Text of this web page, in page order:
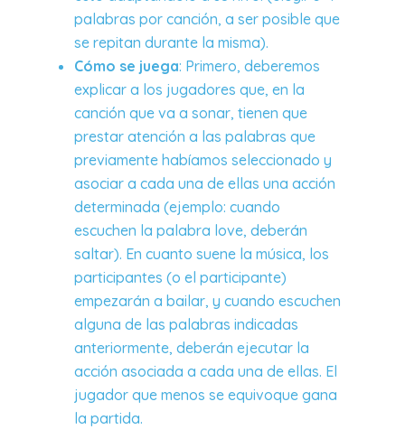
palabras por canción, a ser posible que
se repitan durante la misma).
Cómo se juega: Primero, deberemos
explicar a los jugadores que, en la
canción que va a sonar, tienen que
prestar atención a las palabras que
previamente habíamos seleccionado y
asociar a cada una de ellas una acción
determinada (ejemplo: cuando
escuchen la palabra love, deberán
saltar). En cuanto suene la música, los
participantes (o el participante)
empezarán a bailar, y cuando escuchen
alguna de las palabras indicadas
anteriormente, deberán ejecutar la
acción asociada a cada una de ellas. El
jugador que menos se equivoque gana
la partida.